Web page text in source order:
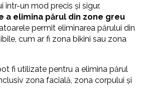
într-un mod precis și sigur.
a elimina părul din zone greu
permit eliminarea părului din
cum ar fi zona bikini sau zona
fi utilizate pentru a elimina părul
zona facială, zona corpului și